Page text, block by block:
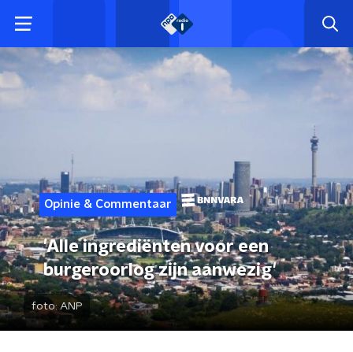
Opinie & Commentaar
'Alle ingrediënten voor een
burgeroorlog zijn aanwezig'
foto: ANP